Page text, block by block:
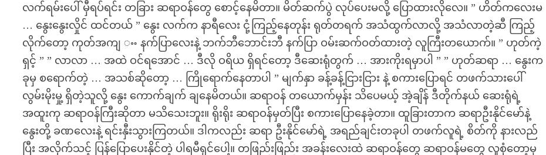
လက်ရမ်းပေါ် မှီရပ်ရင်း တခြား ဆရာဝန်တွေ စောင့်နေမိတာ။ မိတ်ဆက်ပွဲ လုပ်ပေးမလို့ ပြောထားလိုလေ။ ” ဟိတ်ကလေးမ
… နွေးနွေးလှိုင် ထင်တယ် ” နွေး လက်က နာရီလေး ငုံ့ကြည့်နေတုန်း ရုတ်တရက် အသံထွက်လာလို့ အသံလာတဲ့ဆီ ကြည့်
လိုက်တော့ ကုတ်အကျ ႌ နက်ပြာလေးနဲ့ ဘက်ဘီဘောင်းဘီ နက်ပြာ ဝမ်းဆက်ဝတ်ထားတဲ့ လူကြီးတယောက်။ ” ဟုတ်ကဲ့
ရှင့် ” ” လာလာ … အထဲ ဝင်ရအောင် … ဒီလို ဝရိယ ရှိရင်တော့ ဒီဆေးရုံတွက် … အားကိုးရမှာပါ ” ” ဟုတ်ဆရာ … နွေးက
ခုမှ စရောက်တဲ့ … အသစ်ဆိုတော့ … ကြိုရောက်နေတာပါ ” မျက်နှာ ခန့်ခန့်ငြားငြား နဲ့ စကားပြောရင် တဖက်သားပေါ်
လွမ်းမိုးမှု့ ရှိတဲ့သူလို့ နွေး ကောက်ချက် ချနေမိတယ်။ ဆရာဝန် တယောက်မှန်း သိပေမယ့် အဲ့ချိန် ဒီတိုက်နယ် ဆေးရုံရဲ့
အထူးကု ဆရာဝန်ကြီးဆိုတာ မသိသေးဘူး။ ရိုးရိုး ဆရာဝန်မှတ်ပြီး စကားပြောနေခဲ့တာ။ ထူခြားတာက ဆရာဦးနိုင်မော်နဲ့
နွေးတို့ ခဏလေးနဲ့ ရင်းနှီးသွားကြတယ်။ ဒါကလည်း ဆရာ ဦးနိုင်မော်ရဲ့ အရည်ချင်းတခုပါ တဖက်လူရဲ့ စိတ်ကို နားလည်
ပြီး အလိုက်သင့် ပြန်ပြောပေးနိုင်တဲ့ ပါရမီရှင်ပေါ့။ တဖြည်းဖြည်း အခန်းလေးထဲ ဆရာဝန်တွေ ဆရာဝန်မတွေ လူစုံတော့မှ